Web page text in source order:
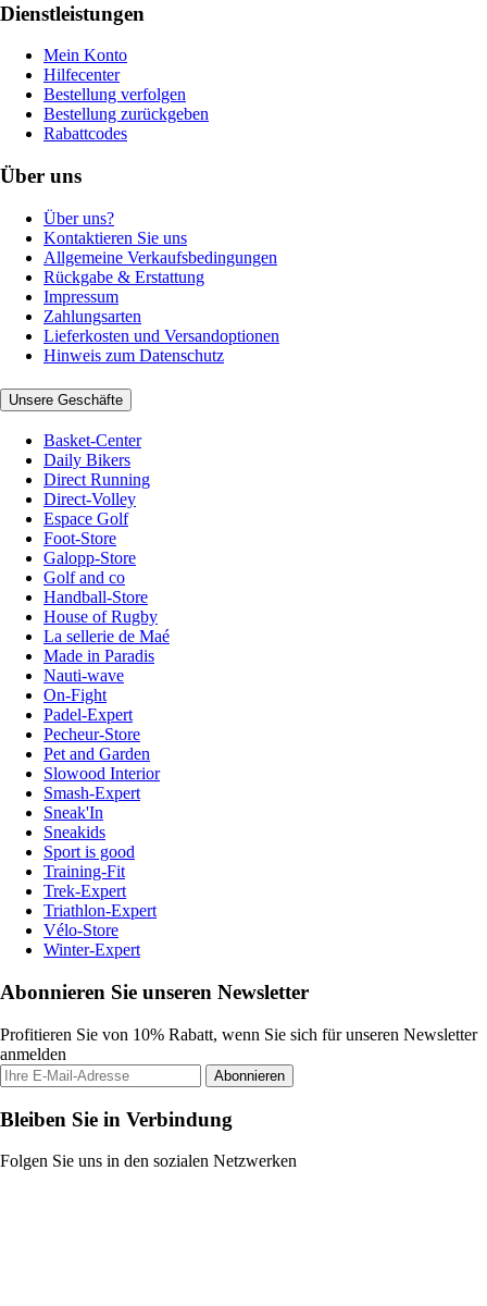
Dienstleistungen
Mein Konto
Hilfecenter
Bestellung verfolgen
Bestellung zurückgeben
Rabattcodes
Über uns
Über uns?
Kontaktieren Sie uns
Allgemeine Verkaufsbedingungen
Rückgabe & Erstattung
Impressum
Zahlungsarten
Lieferkosten und Versandoptionen
Hinweis zum Datenschutz
Unsere Geschäfte
Basket-Center
Daily Bikers
Direct Running
Direct-Volley
Espace Golf
Foot-Store
Galopp-Store
Golf and co
Handball-Store
House of Rugby
La sellerie de Maé
Made in Paradis
Nauti-wave
On-Fight
Padel-Expert
Pecheur-Store
Pet and Garden
Slowood Interior
Smash-Expert
Sneak'In
Sneakids
Sport is good
Training-Fit
Trek-Expert
Triathlon-Expert
Vélo-Store
Winter-Expert
Abonnieren Sie unseren Newsletter
Profitieren Sie von 10% Rabatt, wenn Sie sich für unseren Newsletter
anmelden
Abonnieren
Bleiben Sie in Verbindung
Folgen Sie uns in den sozialen Netzwerken